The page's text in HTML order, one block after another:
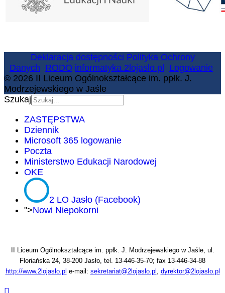
Deklaracja dostępności Polityka Ochrony
Danych RODO informatyka.2lojaslo.pl
Logowanie
© 2026 II Liceum Ogólnokształcące im. ppłk. J.
Modrzejewskiego w Jaśle
Szukaj
ZASTĘPSTWA
Dziennik
Microsoft 365 logowanie
Poczta
Ministerstwo Edukacji Narodowej
OKE
2 LO Jasło (Facebook)
">Nowi Niepokorni
II Liceum Ogólnokształcące im. ppłk. J. Modrzejewskiego w Jaśle, ul.
Floriańska 24, 38-200 Jasło, tel. 13-446-35-70; fax 13-446-34-88
http://www.2lojaslo.pl e-mail: sekretariat@2lojaslo.pl , dyrektor@2lojaslo.pl